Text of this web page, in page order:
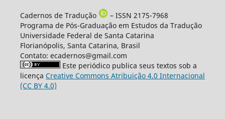
Cadernos de Tradução
– ISSN 2175-7968
Programa de Pós-Graduação em Estudos da Tradução
Universidade Federal de Santa Catarina
Florianópolis, Santa Catarina, Brasil
Contato: ecadernos@gmail.com
Este periódico publica seus textos sob a
licença Creative Commons Atribuição 4.0 Internacional
(CC BY 4.0)